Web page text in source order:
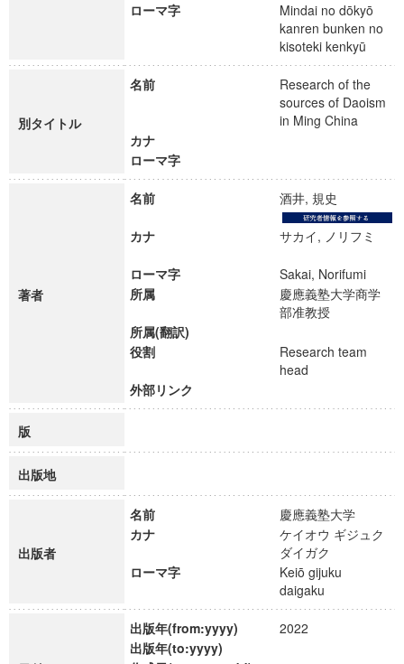
ローマ字
Mindai no dōkyō
kanren bunken no
kisoteki kenkyū
別タイトル
名前
Research of the
sources of Daoism
in Ming China
カナ
ローマ字
著者
名前 酒井, 規史
カナ サカイ, ノリフミ
ローマ字
Sakai, Norifumi
所属
慶應義塾大学商学
部准教授
所属(翻訳)
役割
Research team
head
外部リンク
版
出版地
出版者
名前
慶應義塾大学
カナ
ケイオウ ギジュク
ダイガク
ローマ字
Keiō gijuku
daigaku
出版年(from:yyyy)
2022
出版年(to:yyyy)